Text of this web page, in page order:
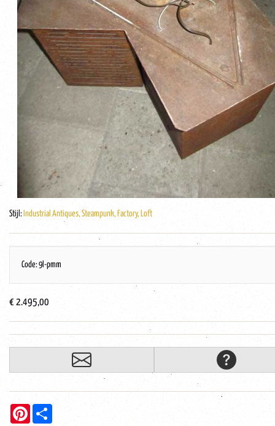
Stijl: Industrial Antiques, Steampunk, Factory, Loft
Code: 9l-pmm
€ 2.495,00
Pinterest